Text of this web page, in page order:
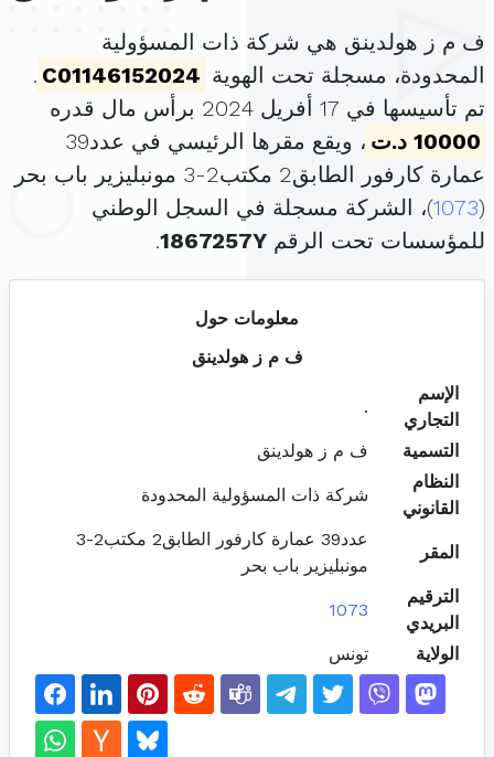
ف م ز هولدينق هي شركة ذات المسؤولية
المحدودة، مسجلة تحت الهوية C01146152024
.
تم تأسيسها في 17 أفريل 2024 برأس مال قدره
10000 د.ت
، ويقع مقرها الرئيسي في عدد39
عمارة كارفور الطابق2 مكتب2-3 مونبليزير باب بحر
(
1073)، الشركة مسجلة في السجل الوطني
للمؤسسات تحت الرقم 1867257Y
.
معلومات حول
ف م ز هولدينق
الإسم
التجاري
.
التسمية
ف م ز هولدينق
النظام
القانوني
شركة ذات المسؤولية المحدودة
المقر
عدد39 عمارة كارفور الطابق2 مكتب2-3
مونبليزير باب بحر
الترقيم
البريدي
1073
الولاية تونس